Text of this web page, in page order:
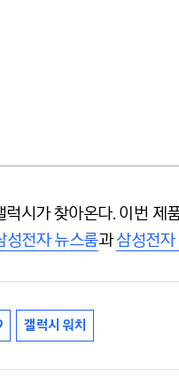
시가 찾아온다. 이번 제
성전자 뉴스룸과삼성전
갤럭시 워치